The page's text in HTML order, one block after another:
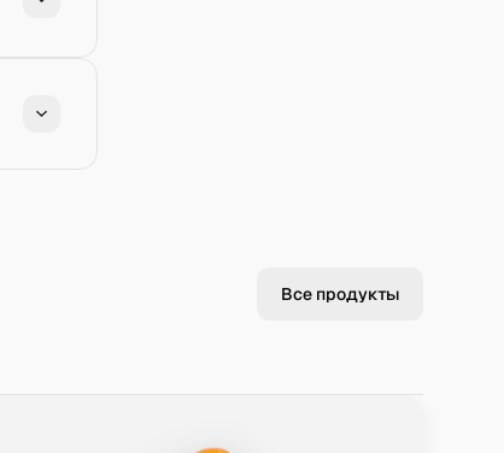
Все продукты